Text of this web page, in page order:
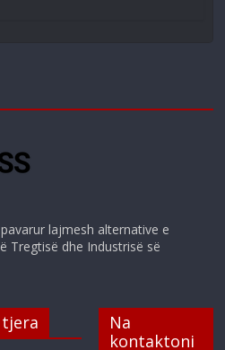
lajmesh alternative e
Tregtisë dhe Industrisë së
Na
kontaktoni